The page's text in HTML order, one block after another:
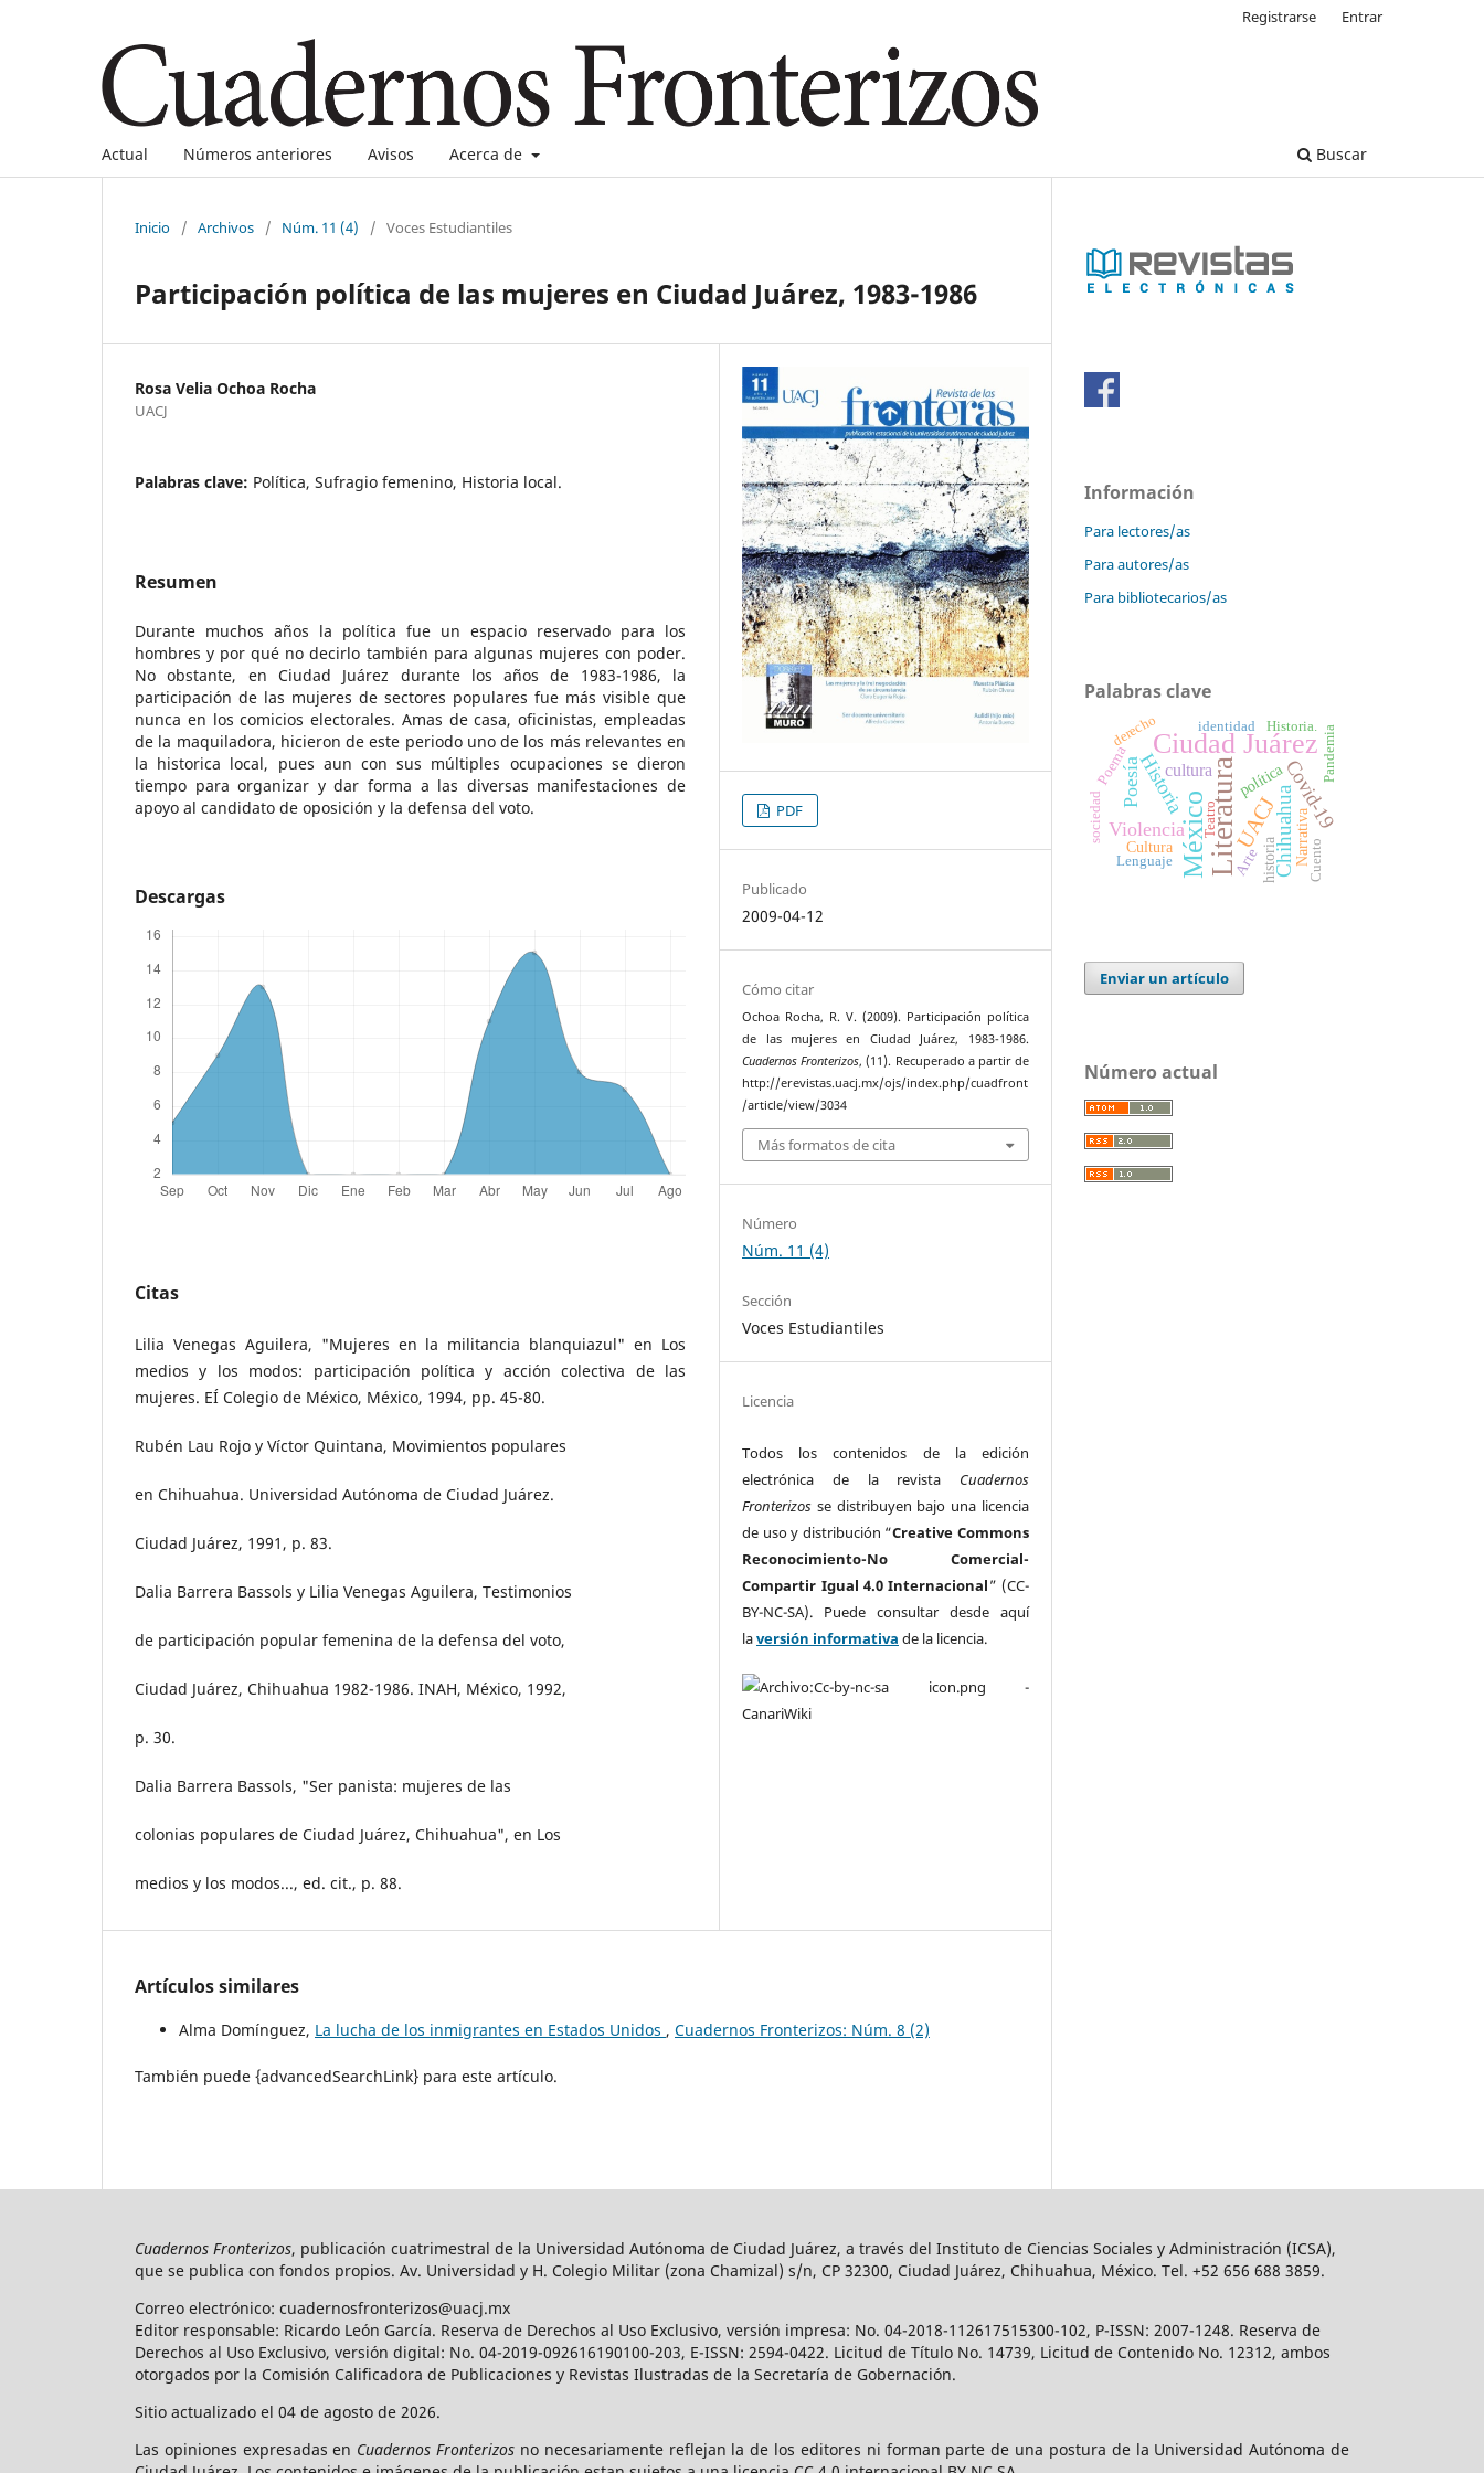
Actual Números anteriores Avisos Acerca de Buscar
Registrarse Entrar
Inicio / Archivos / Núm. 11 (4) / Voces Estudiantiles
Participación política de las mujeres en Ciudad Juárez, 1983-1986
Rosa Velia Ochoa Rocha
UACJ
Palabras clave: Política, Sufragio femenino, Historia local.
Resumen
Durante muchos años la política fue un espacio reservado para los
hombres y por qué no decirlo también para algunas mujeres con poder.
No obstante, en Ciudad Juárez durante los años de 1983-1986, la
participación de las mujeres de sectores populares fue más visible que
nunca en los comicios electorales. Amas de casa, oficinistas, empleadas
de la maquiladora, hicieron de este periodo uno de los más relevantes en
la historica local, pues aun con sus múltiples ocupaciones se dieron
tiempo para organizar y dar forma a las diversas manifestaciones de
apoyo al candidato de oposición y la defensa del voto.
Descargas
Citas
Lilia Venegas Aguilera, "Mujeres en la militancia blanquiazul" en Los
medios y los modos: participación política y acción colectiva de las
mujeres. EÍ Colegio de México, México, 1994, pp. 45-80.
Rubén Lau Rojo y Víctor Quintana, Movimientos populares
en Chihuahua. Universidad Autónoma de Ciudad Juárez.
Ciudad Juárez, 1991, p. 83.
Dalia Barrera Bassols y Lilia Venegas Aguilera, Testimonios
de participación popular femenina de la defensa del voto,
Ciudad Juárez, Chihuahua 1982-1986. INAH, México, 1992,
p. 30.
Dalia Barrera Bassols, "Ser panista: mujeres de las
colonias populares de Ciudad Juárez, Chihuahua", en Los
medios y los modos..., ed. cit., p. 88.
PDF
Publicado
2009-04-12
Cómo citar
Ochoa Rocha, R. V. (2009). Participación política
de las mujeres en Ciudad Juárez, 1983-1986.
Cuadernos Fronterizos, (11). Recuperado a partir de
http://erevistas.uacj.mx/ojs/index.php/cuadfront
/article/view/3034
Más formatos de cita
Número
Núm. 11 (4)
Sección
Voces Estudiantiles
Licencia
Todos los contenidos de la edición
electrónica de la revista Cuadernos
Fronterizos se distribuyen bajo una licencia
de uso y distribución “Creative Commons
Reconocimiento-No Comercial-
Compartir Igual 4.0 Internacional” (CC-
BY-NC-SA). Puede consultar desde aquí
laversión informativa de la licencia.
Artículos similares
Alma Domínguez, La lucha de los inmigrantes en Estados Unidos , Cuadernos Fronterizos: Núm. 8 (2)
También puede {advancedSearchLink} para este artículo.
Información
Para lectores/as
Para autores/as
Para bibliotecarios/as
Palabras clave
Literatura
Ciudad Juárez
México UACJChihuahua
Historia Covid-19
Poesía
Violencia
cultura política
historia
Cultura
Poema
Arte Narrativa
sociedad
derecho
Teatro
identidad
Lenguaje
Pandemia
Cuento
Historia.
Enviar un artículo
Número actual
Cuadernos Fronterizos, publicación cuatrimestral de la Universidad Autónoma de Ciudad Juárez, a través del Instituto de Ciencias Sociales y Administración (ICSA),
que se publica con fondos propios. Av. Universidad y H. Colegio Militar (zona Chamizal) s/n, CP 32300, Ciudad Juárez, Chihuahua, México. Tel. +52 656 688 3859.
Correo electrónico: cuadernosfronterizos@uacj.mx
Editor responsable: Ricardo León García. Reserva de Derechos al Uso Exclusivo, versión impresa: No. 04-2018-112617515300-102, P-ISSN: 2007-1248. Reserva de
Derechos al Uso Exclusivo, versión digital: No. 04-2019-092616190100-203, E-ISSN: 2594-0422. Licitud de Título No. 14739, Licitud de Contenido No. 12312, ambos
otorgados por la Comisión Calificadora de Publicaciones y Revistas Ilustradas de la Secretaría de Gobernación.
Sitio actualizado el 04 de agosto de 2026.
Las opiniones expresadas en Cuadernos Fronterizos no necesariamente reflejan la de los editores ni forman parte de una postura de la Universidad Autónoma de